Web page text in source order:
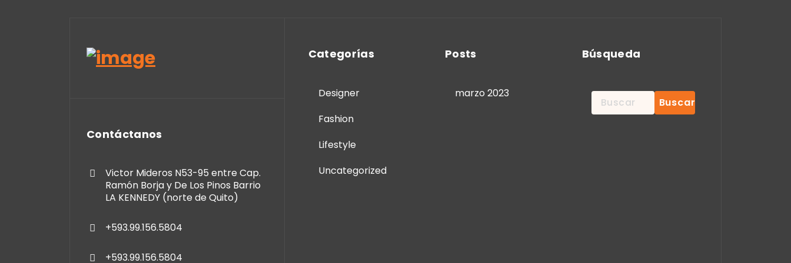
Contáctanos
Victor Mideros N53-95 entre Cap.
Ramón Borja y De Los Pinos Barrio
LA KENNEDY (norte de Quito)
+593.99.156.5804
+593.99.156.5804
Categorías
Designer
Fashion
Lifestyle
Uncategorized
Posts
marzo 2023
Búsqueda
Buscar: